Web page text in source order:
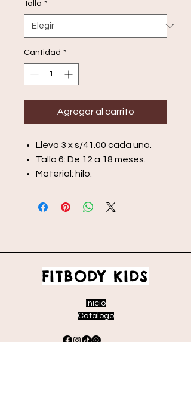
Talla *
Cantidad *
Agregar al carrito
Lleva 3 x s/41.00 cada uno.
Talla 6: De 12 a 18 meses.
Material: hilo.
FITBODY KIDS
Inicio
Catalogo